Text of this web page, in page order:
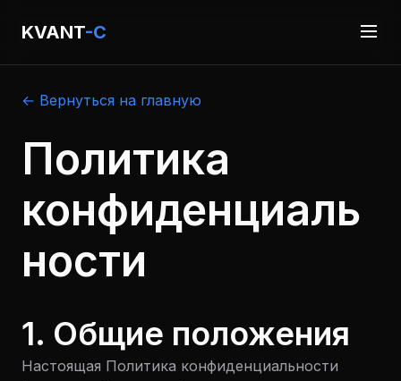
KVANT-C
← Вернуться на главную
Политика
конфиденциаль
ности
1. Общие положения
Настоящая Политика конфиденциальности